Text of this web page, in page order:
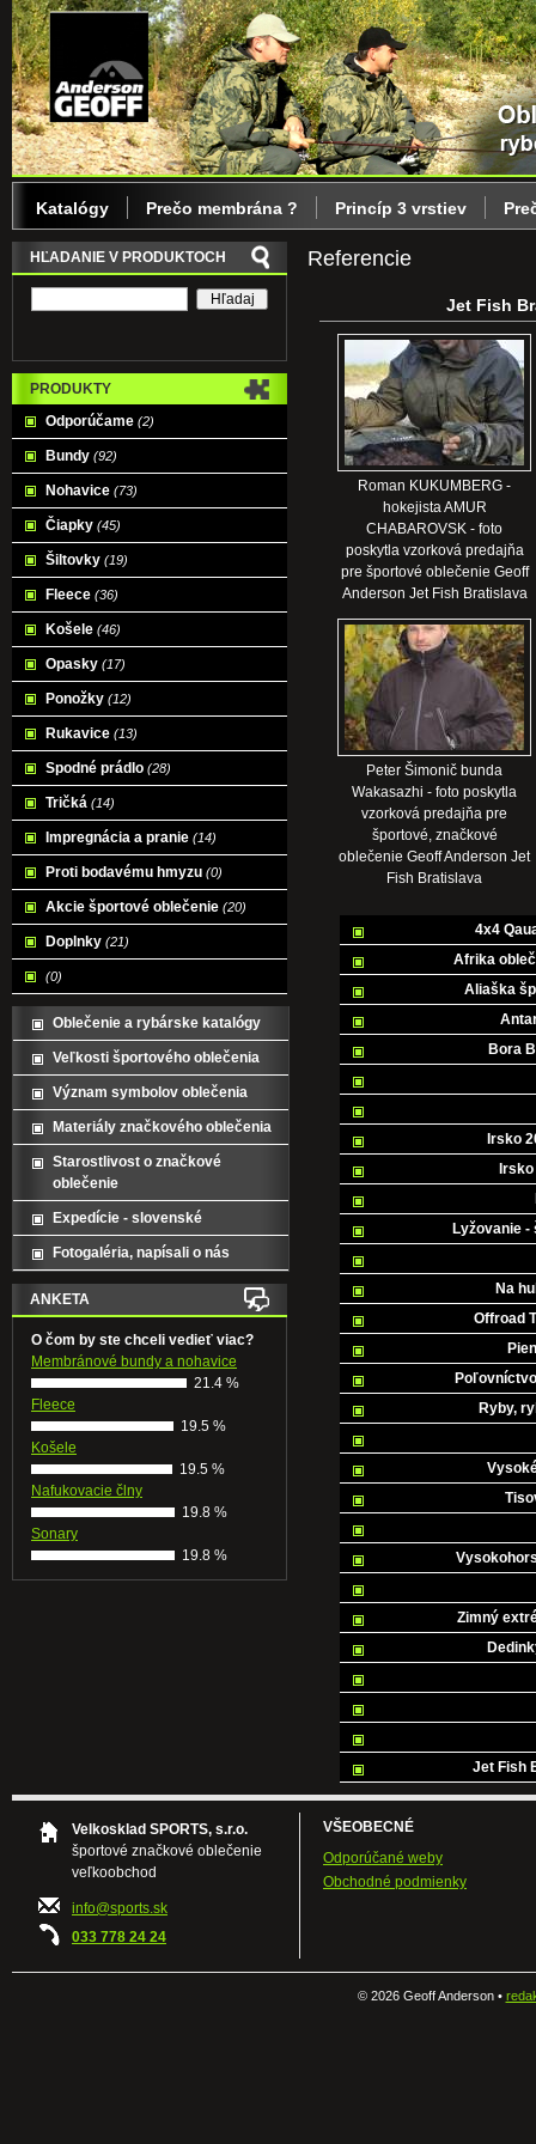
Referencie
Jet Fish
Roman KUKUMBERG -
hokejista AMUR
CHABAROVSK - foto
poskytla vzorková predajňa
pre športové oblečenie Geoff
Anderson Jet Fish Bratislava
Peter Šimonič bunda
Wakasazhi - foto poskytla
vzorková predajňa pre
športové, značkové
oblečenie Geoff Anderson Jet
Fish Bratislava
4x4
Afrika
Aliaška
Bora
Irsko
Lyžovanie
Na
Offroad
Ryby,
Zimný
Jet Fish
HĽADANIE V PRODUKTOCH
PRODUKTY
Odporúčame (2)
Bundy (92)
Nohavice (73)
Čiapky (45)
Šiltovky (19)
Fleece (36)
Košele (46)
Opasky (17)
Ponožky (12)
Rukavice (13)
Spodné prádlo (28)
Tričká (14)
Impregnácia a pranie (14)
Proti bodavému hmyzu (0)
Akcie športové oblečenie (20)
Doplnky (21)
(0)
Oblečenie a rybárske katalógy
Veľkosti športového oblečenia
Význam symbolov oblečenia
Materiály značkového oblečenia
Starostlivost o značkové
oblečenie
Expedície - slovenské
Fotogaléria, napísali o nás
ANKETA
O čom by ste chceli vedieť viac?
Membránové bundy a nohavice
21.4 %
Fleece
19.5 %
Košele
19.5 %
Nafukovacie člny
19.8 %
Sonary
19.8 %
Katalógy Prečo membrána ? Princíp 3 vrstiev
Velkosklad SPORTS, s.r.o.
športové značkové oblečenie
veľkoobchod
info@sports.sk
033 778 24 24
VŠEOBECNÉ
Odporúčané weby
Obchodné podmienky
©2026 Geoff Anderson •